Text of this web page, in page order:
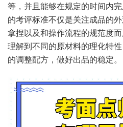
等，并且能够在规定的时间内
的考评标准不仅是关注成品的
拿捏以及和操作流程的规范度
理解到不同的原材料的理化特
的调整配方，做好出品的稳定。